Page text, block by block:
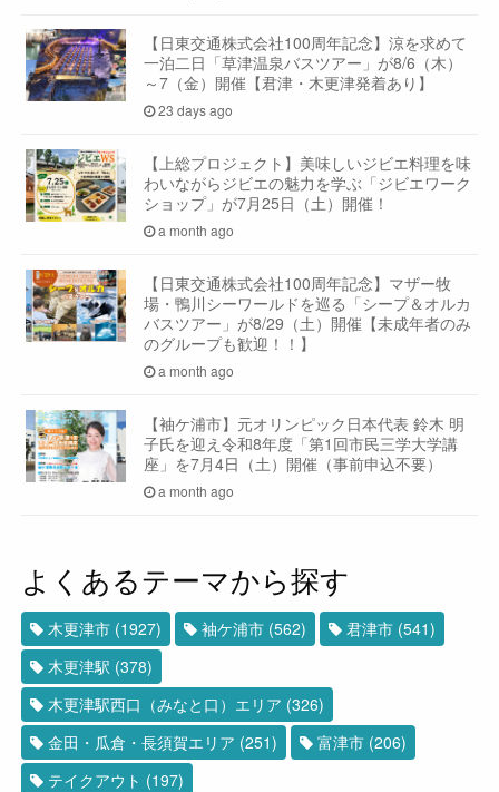
【日東交通株式会社100周年記念】涼を求めて
一泊二日「草津温泉バスツアー」が8/6（木）
～7（金）開催【君津・木更津発着あり】
23 days ago
【上総プロジェクト】美味しいジビエ料理を味
わいながらジビエの魅力を学ぶ「ジビエワーク
ショップ」が7月25日（土）開催！
a month ago
【日東交通株式会社100周年記念】マザー牧
場・鴨川シーワールドを巡る「シープ＆オルカ
バスツアー」が8/29（土）開催【未成年者のみ
のグループも歓迎！！】
a month ago
【袖ケ浦市】元オリンピック日本代表 鈴木 明
子氏を迎え令和8年度「第1回市民三学大学講
座」を7月4日（土）開催（事前申込不要）
a month ago
よくあるテーマから探す
木更津市 (1927) 袖ケ浦市 (562) 君津市 (541)
木更津駅 (378)
木更津駅西口（みなと口）エリア (326)
金田・瓜倉・長須賀エリア (251) 富津市 (206)
テイクアウト (197)